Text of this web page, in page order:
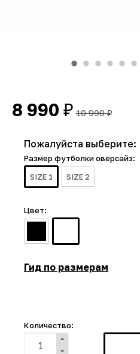
8 990 ₽ 10 990₽
Пожалуйста выберите:
Размер футболки оверсайз:
SIZE 1
SIZE 2
Цвет:
Гид по размерам
Количество: